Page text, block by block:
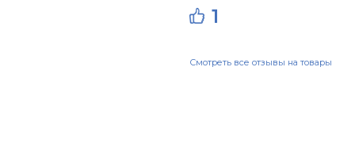
1
Смотреть все отзывы на товары